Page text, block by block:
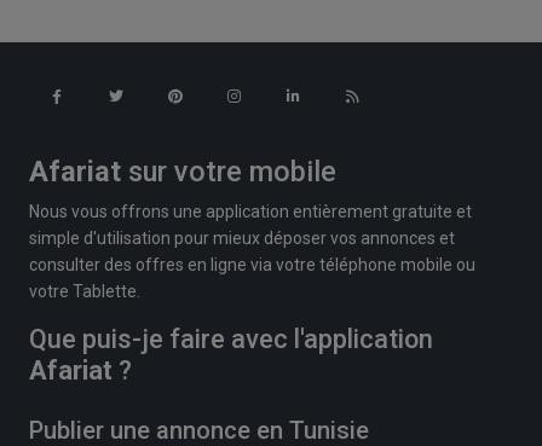
Afariat sur votre mobile
Nous vous offrons une application entièrement gratuite et
simple d'utilisation pour mieux déposer vos annonces et
consulter des offres en ligne via votre téléphone mobile ou
votre Tablette.
Que puis-je faire avec l'application
Afariat ?
Publier une annonce en Tunisie